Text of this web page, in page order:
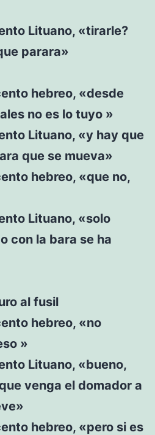
Lituano, «tirarle?
parara»
hebreo, «desde
no es lo tuyo »
Lituano, «y hay que
que se mueva»
hebreo, «que no,
Lituano, «solo
con la bara se ha
al fusil
hebreo, «no
»
Lituano, «bueno,
venga el domador a
hebreo, «pero si es